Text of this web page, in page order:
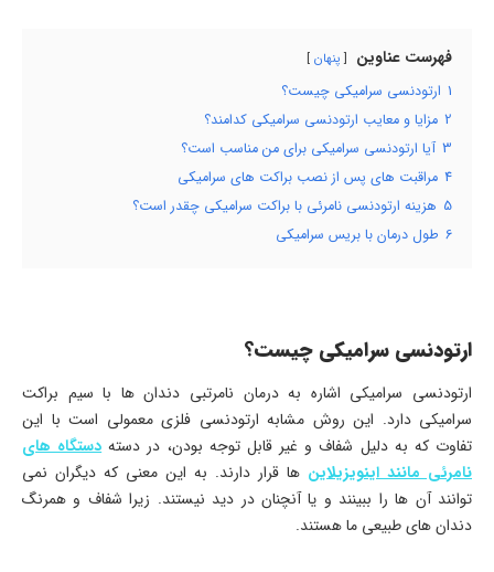
فهرست عناوین پنهان
1 ارتودنسی سرامیکی چیست؟
2 مزایا و معایب ارتودنسی سرامیکی کدامند؟
3 آیا ارتودنسی سرامیکی برای من مناسب است؟
4 مراقبت ‌های پس از نصب براکت ‌های سرامیکی
5 هزینه ارتودنسی نامرئی با براکت سرامیکی چقدر است؟
6 طول درمان با بریس سرامیکی
ارتودنسی سرامیکی چیست؟
ارتودنسی سرامیکی اشاره به درمان نامرتبی دندان ها با سیم براکت
سرامیکی دارد. این روش مشابه ارتودنسی فلزی معمولی است با این
تفاوت که به دلیل شفاف و غیر قابل توجه بودن، در دستهدستگاه های
نامرئی مانند اینویزیلاین ها قرار دارند. به این معنی که دیگران نمی
توانند آن ها را ببینند و یا آنچنان در دید نیستند. زیرا شفاف و همرنگ
دندان های طبیعی ما هستند.